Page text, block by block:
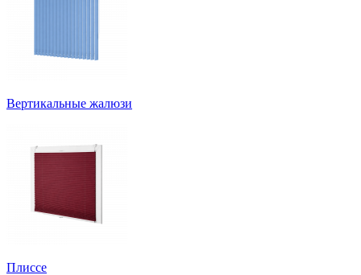
Вертикальные жалюзи
Плиссе